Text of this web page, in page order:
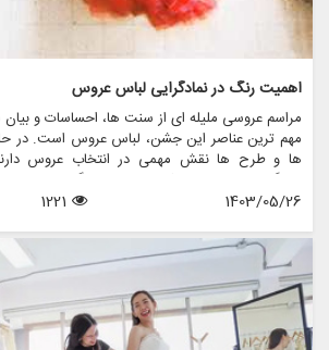
اهمیت رنگ در نمادگرایی لباس عروس
مراسم عروسی ملیله ای از سنت ها، احساسات و
مهم ترین عناصر این جشن، لباس عروس است. در
ها و طرح ها نقش مهمی در انتخاب عروس
نمادگرایی عمیقی دارد که فراتر از فرهنگ ها و نسل
اهمیت رنگ را در نمادگرایی لباس عروس بررسی می
مانند مزون چرخچی می توانند به عروس ها کمک
را پیدا کنند.
1403/05/26
1221